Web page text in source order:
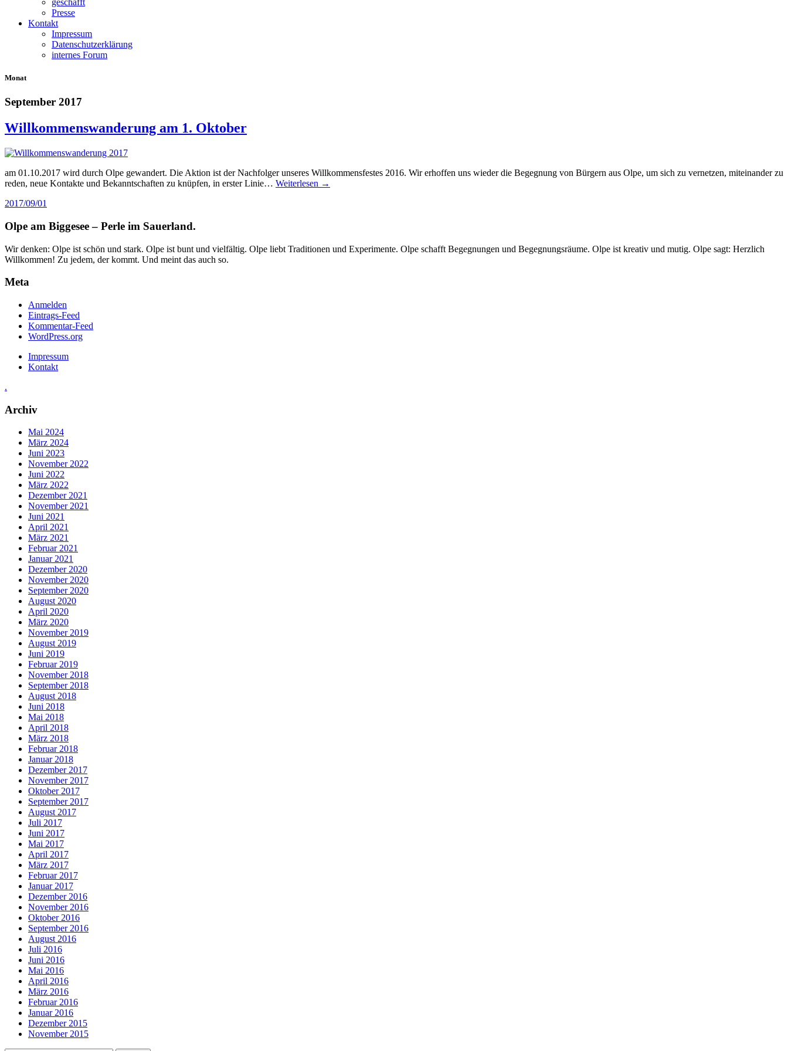
geschafft
Presse
Kontakt
Impressum
Datenschutzerklärung
internes Forum
Monat
September 2017
Willkommenswanderung am 1. Oktober
am 01.10.2017 wird durch Olpe gewandert. Die Aktion ist der Nachfolger unseres Willkommensfestes 2016. Wir erhoffen uns wieder die Begegnung von Bürgern aus Olpe, um sich zu vernetzen, miteinander zu
reden, neue Kontakte und Bekanntschaften zu knüpfen, in erster Linie… Weiterlesen →
2017/09/01
Olpe am Biggesee – Perle im Sauerland.
Wir denken: Olpe ist schön und stark. Olpe ist bunt und vielfältig. Olpe liebt Traditionen und Experimente. Olpe schafft Begegnungen und Begegnungsräume. Olpe ist kreativ und mutig. Olpe sagt: Herzlich
Willkommen! Zu jedem, der kommt. Und meint das auch so.
Meta
Anmelden
Eintrags-Feed
Kommentar-Feed
WordPress.org
Impressum
Kontakt
.
Archiv
Mai 2024
März 2024
Juni 2023
November 2022
Juni 2022
März 2022
Dezember 2021
November 2021
Juni 2021
April 2021
März 2021
Februar 2021
Januar 2021
Dezember 2020
November 2020
September 2020
August 2020
April 2020
März 2020
November 2019
August 2019
Juni 2019
Februar 2019
November 2018
September 2018
August 2018
Juni 2018
Mai 2018
April 2018
März 2018
Februar 2018
Januar 2018
Dezember 2017
November 2017
Oktober 2017
September 2017
August 2017
Juli 2017
Juni 2017
Mai 2017
April 2017
März 2017
Februar 2017
Januar 2017
Dezember 2016
November 2016
Oktober 2016
September 2016
August 2016
Juli 2016
Juni 2016
Mai 2016
April 2016
März 2016
Februar 2016
Januar 2016
Dezember 2015
November 2015